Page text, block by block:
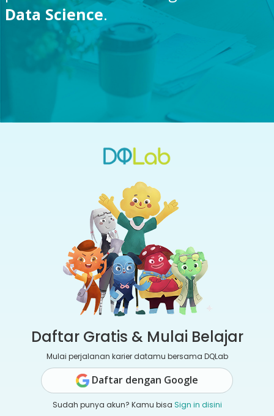
Data Science.
Daftar Gratis & Mulai Belajar
Mulai perjalanan karier datamu bersama DQLab
Daftar dengan Google
Sudah punya akun? Kamu bisa Sign in disini